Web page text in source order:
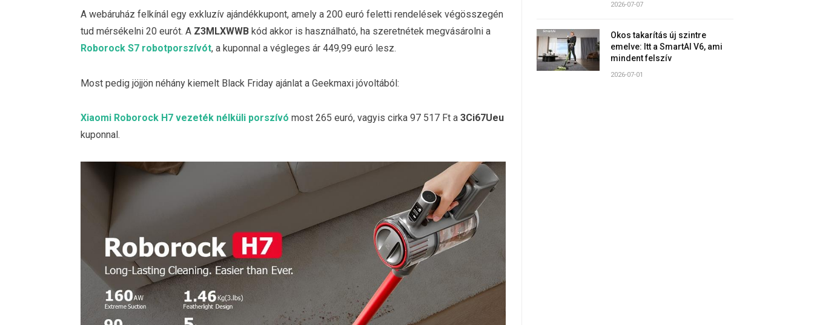
A webáruház felkínál egy exkluzív ajándékkupont, amely a 200 euró feletti rendelések végösszegén
tud mérsékelni 20 eurót. A Z3MLXWWB kód akkor is használható, ha szeretnétek megvásárolni a
Roborock S7 robotporszívót, a kuponnal a végleges ár 449,99 euró lesz.
Most pedig jöjjön néhány kiemelt Black Friday ajánlat a Geekmaxi jóvoltából:
Xiaomi Roborock H7 vezeték nélküli porszívó most 265 euró, vagyis cirka 97 517 Ft a 3Ci67Ueu
kuponnal.
2026-07-07
Okos takarítás új szintre
emelve: Itt a SmartAI V6, ami
mindent felszív
2026-07-01